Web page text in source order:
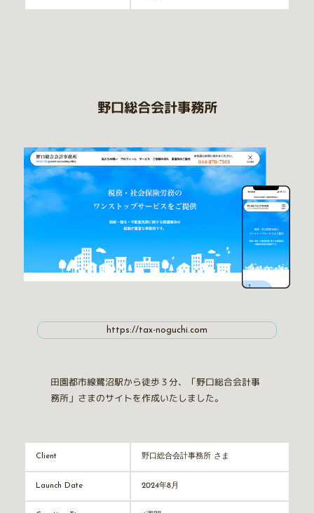
野口総合会計事務所
https://tax-noguchi.com
田園都市線鷺沼駅から徒歩３分、「野口総合会計事
務所」さまのサイトを作成いたしました。
Client 野口総合会計事務所 さま
Launch Date 2024年8月